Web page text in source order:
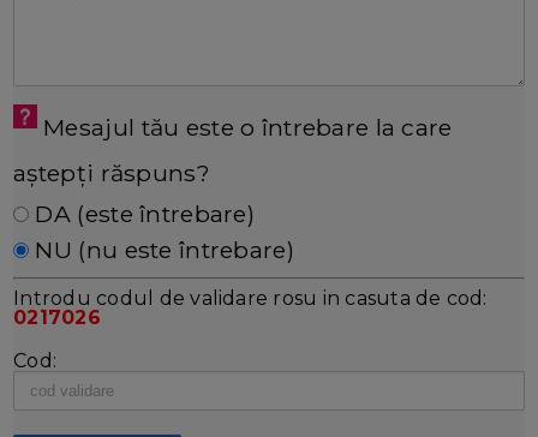
Mesajul tău este o întrebare la care
aștepți răspuns?
DA (este întrebare)
NU (nu este întrebare)
Introdu codul de validare rosu in casuta de cod:
0217026
Cod: